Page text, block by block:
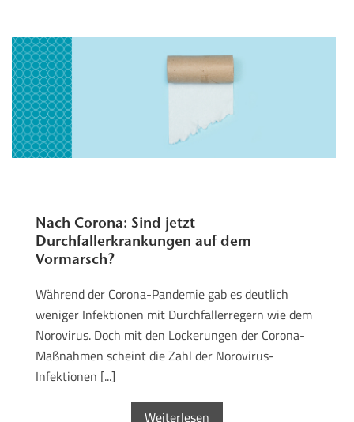
Nach Corona: Sind jetzt
Durchfallerkrankungen auf dem
Vormarsch?
Während der Corona-Pandemie gab es deutlich
weniger Infektionen mit Durchfallerregern wie dem
Norovirus. Doch mit den Lockerungen der Corona-
Maßnahmen scheint die Zahl der Norovirus-
Infektionen [...]
Weiterlesen